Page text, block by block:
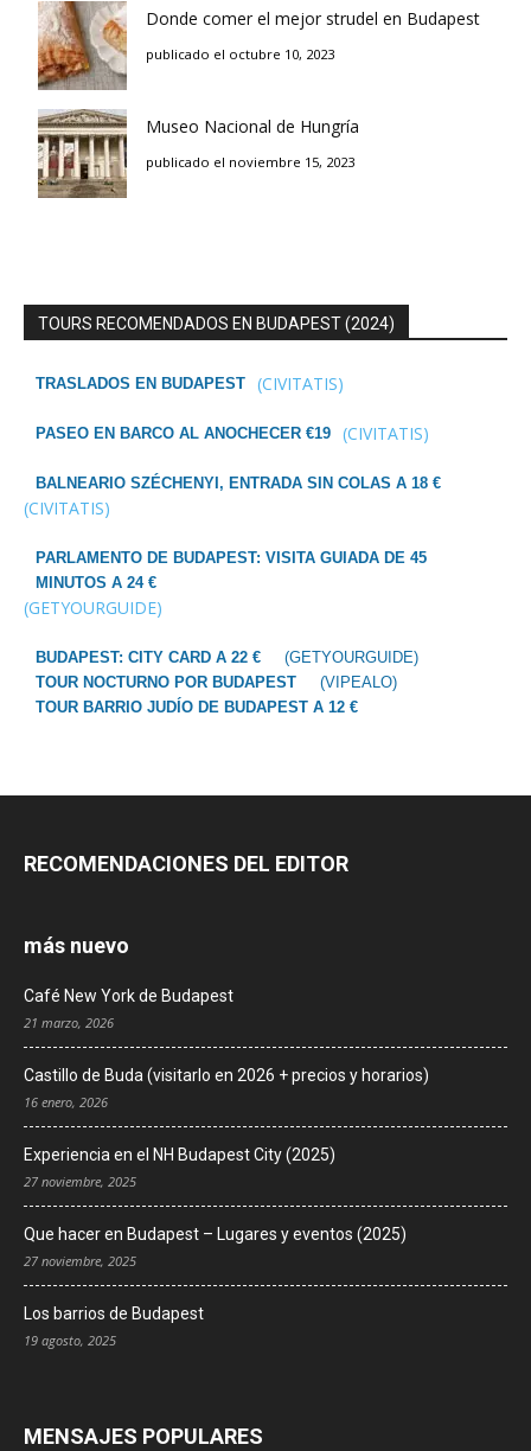
Donde comer el mejor strudel en Budapest
publicado el octubre 10, 2023
Museo Nacional de Hungría
publicado el noviembre 15, 2023
TOURS RECOMENDADOS EN BUDAPEST (2024)
TRASLADOS EN BUDAPEST (CIVITATIS)
PASEO EN BARCO AL ANOCHECER €19 (CIVITATIS)
BALNEARIO SZÉCHENYI, ENTRADA SIN COLAS A 18 €
(CIVITATIS)
PARLAMENTO DE BUDAPEST: VISITA GUIADA DE 45
MINUTOS A 24 €
(GETYOURGUIDE)
BUDAPEST: CITY CARD A 22 €
(GETYOURGUIDE)
TOUR NOCTURNO POR BUDAPEST
(VIPEALO)
TOUR BARRIO JUDÍO DE BUDAPEST A 12 €
RECOMENDACIONES DEL EDITOR
más nuevo
Café New York de Budapest
21 marzo, 2026
Castillo de Buda (visitarlo en 2026 + precios y horarios)
16 enero, 2026
Experiencia en el NH Budapest City (2025)
27 noviembre, 2025
Que hacer en Budapest – Lugares y eventos (2025)
27 noviembre, 2025
Los barrios de Budapest
19 agosto, 2025
MENSAJES POPULARES